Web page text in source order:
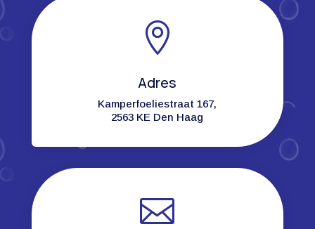

Adres
Kamperfoeliestraat 167,
2563 KE Den Haag
